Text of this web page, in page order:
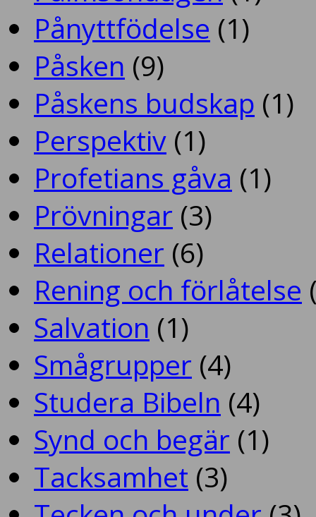
Pånyttfödelse (1)
Påsken (9)
Påskens budskap (1)
Perspektiv (1)
Profetians gåva (1)
Prövningar (3)
Relationer (6)
Rening och förlåtelse
Salvation (1)
Smågrupper (4)
Studera Bibeln (4)
Synd och begär (1)
Tacksamhet (3)